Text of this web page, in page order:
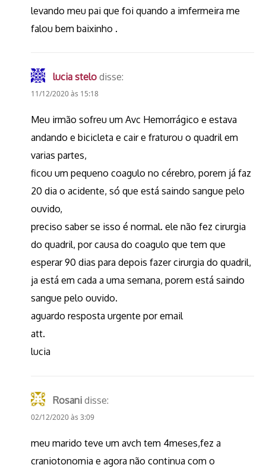
levando meu pai que foi quando a imfermeira me
falou bem baixinho .
lucia stelo disse:
11/12/2020 às 15:18
Meu irmão sofreu um Avc Hemorrágico e estava
andando e bicicleta e cair e fraturou o quadril em
varias partes,
ficou um pequeno coagulo no cérebro, porem já faz
20 dia o acidente, só que está saindo sangue pelo
ouvido,
preciso saber se isso é normal. ele não fez cirurgia
do quadril, por causa do coagulo que tem que
esperar 90 dias para depois fazer cirurgia do quadril,
ja está em cada a uma semana, porem está saindo
sangue pelo ouvido.
aguardo resposta urgente por email
att.
lucia
Rosani disse:
02/12/2020 às 3:09
meu marido teve um avch tem 4meses,fez a
craniotonomia e agora não continua com o